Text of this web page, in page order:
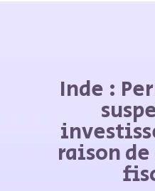
Inde :
raison